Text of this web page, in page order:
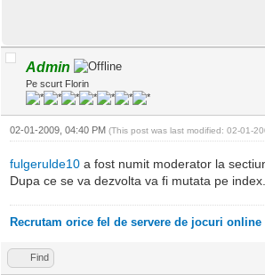
Admin
Pe scurt Florin
02-01-2009, 04:40 PM (This post was last modified: 02-01-
fulgerulde10 a fost numit moderator la
Dupa ce se va dezvolta va fi mutata pe index.
Recrutam orice fel de servere de jocuri online
Find